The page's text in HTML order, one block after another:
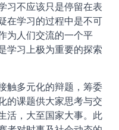
习不应该只是停留在表
在学习的过程中是不可
为人们交流的一个平
学习上极为重要的探索
触多元化的辩题，筹委
的课题供大家思考与交
活，大至国家大事。此